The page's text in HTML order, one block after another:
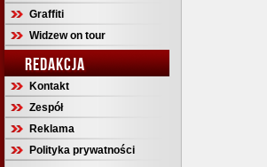
Graffiti
Widzew on tour
REDAKCJA
Kontakt
Zespół
Reklama
Polityka prywatności